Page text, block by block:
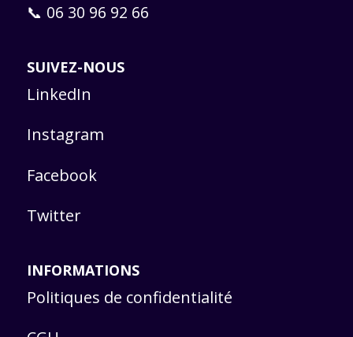
📞 06 30 96 92 66
SUIVEZ-NOUS
LinkedIn
Instagram
Facebook
Twitter
INFORMATIONS
Politiques de confidentialité